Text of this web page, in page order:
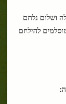
ושלום נלחם
להילחם